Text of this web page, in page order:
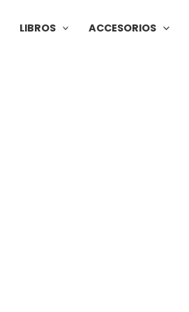
LIBROS ACCESORIOS